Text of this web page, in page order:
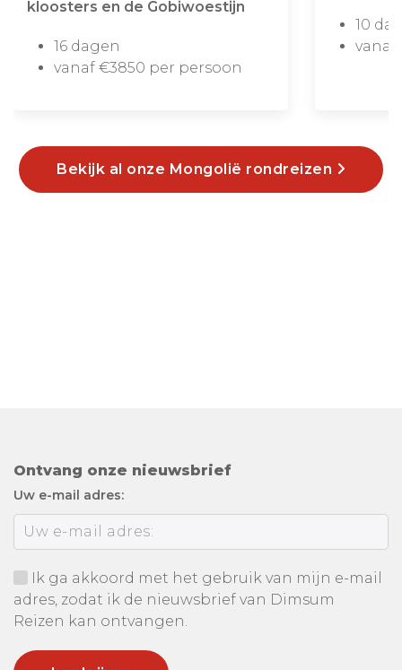
kloosters en de Gobiwoestijn
16 dagen
vanaf €3850 per persoon
10
vanaf
Bekijk al onze Mongolië rondreizen
Ontvang onze nieuwsbrief
Uw e-mail adres:
Ik ga akkoord met het gebruik van mijn e-mail
adres, zodat ik de nieuwsbrief van Dimsum
Reizen kan ontvangen.